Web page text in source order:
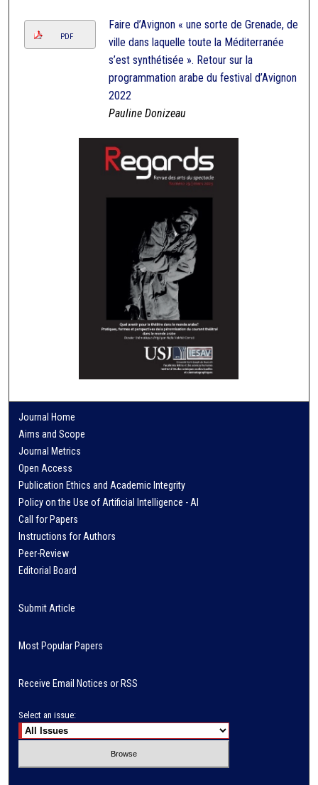
PDF
Faire d’Avignon « une sorte de Grenade, de
ville dans laquelle toute la Méditerranée
s’est synthétisée ». Retour sur la
programmation arabe du festival d’Avignon
2022
Pauline Donizeau
Journal Home
Aims and Scope
Journal Metrics
Open Access
Publication Ethics and Academic Integrity
Policy on the Use of Artificial Intelligence - AI
Call for Papers
Instructions for Authors
Peer-Review
Editorial Board
Submit Article
Most Popular Papers
Receive Email Notices or RSS
Select an issue: